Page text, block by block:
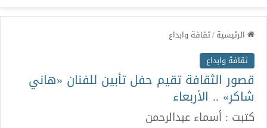
الرئيسية/ثقافة وابداع
ثقافة وابداع
قصور الثقافة تقيم حفل تأبين للفنان «هاني
شاكر» .. الأربعاء
كتبت : أسماء عبدالرحمن